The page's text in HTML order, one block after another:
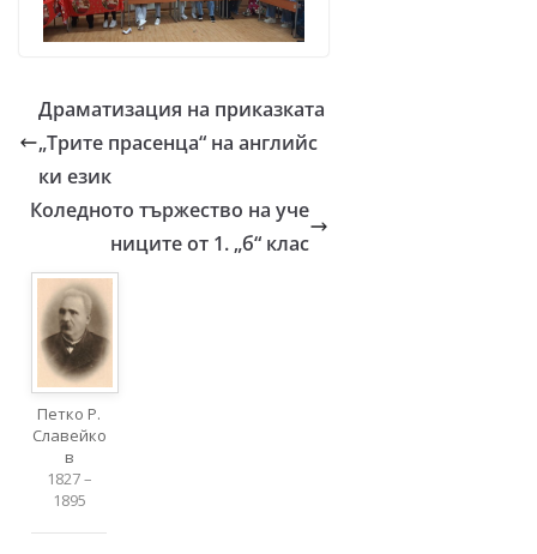
Драматизация на приказката
„Трите прасенца“ на английс
ки език
Коледното тържество на уче
ниците от 1. „б“ клас
Петко Р.
Славейко
в
1827 –
1895